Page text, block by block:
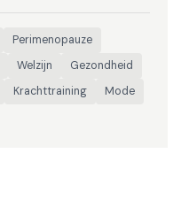
Perimenopauze
Welzijn
Gezondheid
Krachttraining
Mode